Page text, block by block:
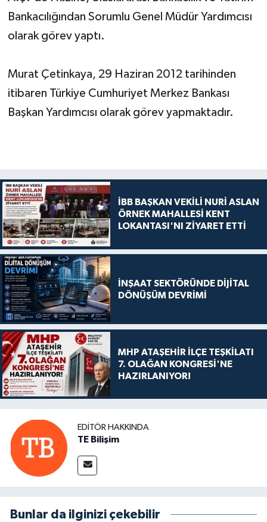
Bankacılığından Sorumlu Genel Müdür Yardımcısı
olarak görev yaptı.
Murat Çetinkaya, 29 Haziran 2012 tarihinden
itibaren Türkiye Cumhuriyet Merkez Bankası
Başkan Yardımcısı olarak görev yapmaktadır.
İBB BAŞKAN VEKİLİ NURİ ASLAN
ÖRNEK MAHALLESİ KENT
LOKANTASI'NI ZİYARET ETTİ
İNŞAAT SEKTÖRÜNDE DİJİTAL
DÖNÜŞÜM DEVRİMİ
MHP ATAŞEHİR İLÇE TEŞKİLATI
7. OLAĞAN KONGRESİ'NE
HAZIRLANIYOR!
EDITÖR HAKKINDA
TE Bilişim
Bunlar da ilginizi çekebilir